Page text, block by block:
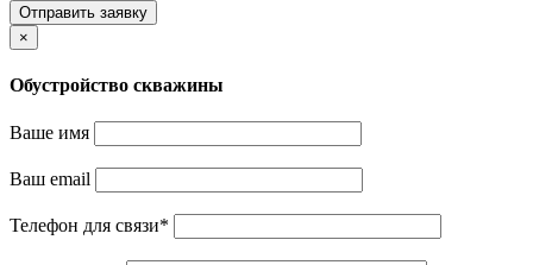
Отправить заявку
×
Обустройство скважины
Ваше имя
Ваш email
Телефон для связи*